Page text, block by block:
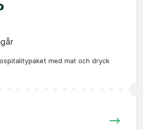
med mat och dryck